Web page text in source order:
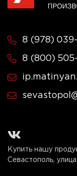
8 (978)
8 (800) 505-
Купить нашу
Севастополь,